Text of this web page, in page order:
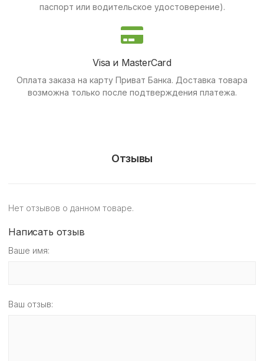
паспорт или водительское удостоверение).
Visa и MasterCard
Оплата заказа на карту Приват Банка. Доставка товара
возможна только после подтверждения платежа.
Отзывы
Нет отзывов о данном товаре.
Написать отзыв
Ваше имя:
Ваш отзыв: